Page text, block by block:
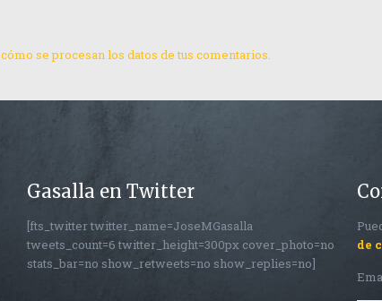
se procesan los datos de tus comentarios.
Gasalla en Twitter
[fts_twitter twitter_name=JoseMGasalla
tweets_count=6 twitter_height=300px cover_photo=no
stats_bar=no show_retweets=no show_replies=no]
de